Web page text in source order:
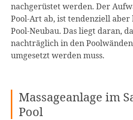
nachgerüstet werden. Der
Pool-Art ab, ist tendenziell
Pool-Neubau. Das liegt daran,
nachträglich in den
umgesetzt werden muss.
Massageanlage im
Pool